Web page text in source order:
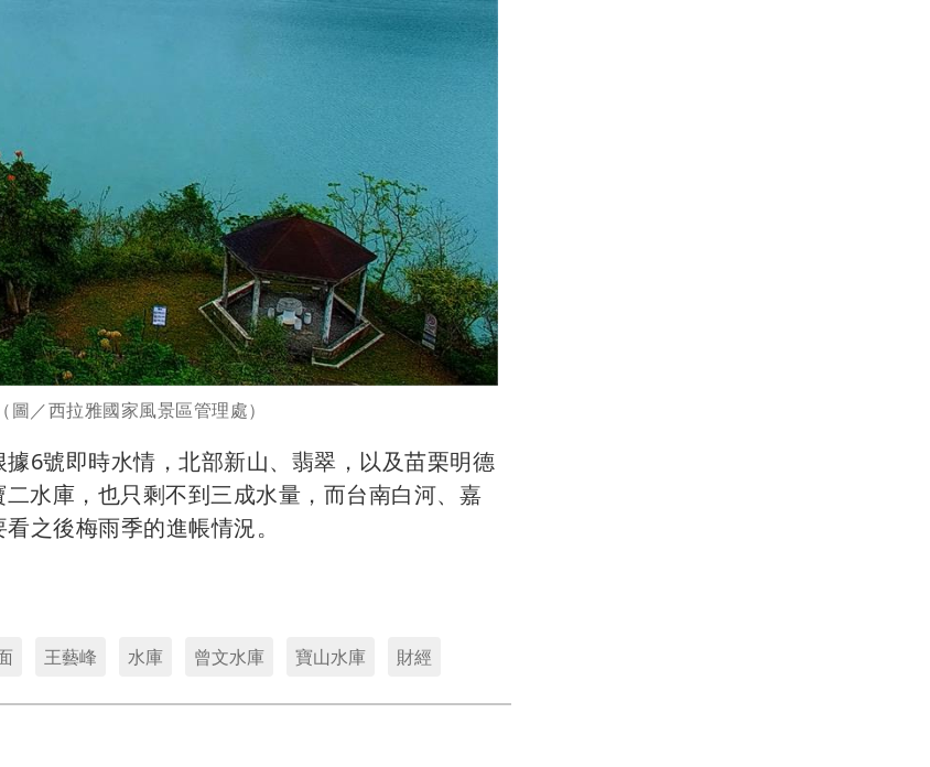
／西拉雅國家風景區管理處）
6號即時水情，北部新山、翡翠，以及苗栗明德
水庫，也只剩不到三成水量，而台南白河、嘉
之後梅雨季的進帳情況。
王藝峰 水庫 曾文水庫 寶山水庫 財經